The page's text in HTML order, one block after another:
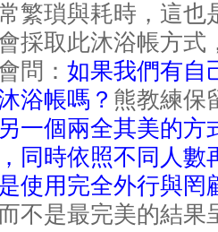
繁瑣與耗時，這也
採取此沐浴帳方式
問： 如果我們有自
浴帳嗎？ 熊教練保
一個兩全其美的方
同時依照不同人數
使用完全外行與罔
不是最完美的結果